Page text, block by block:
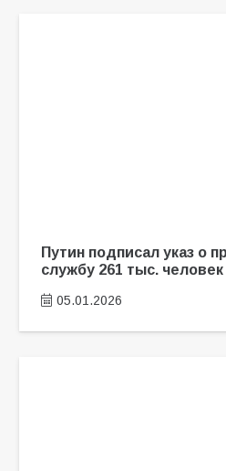
Путин подписал указ о
службу 261 тыс. человек
05.01.2026